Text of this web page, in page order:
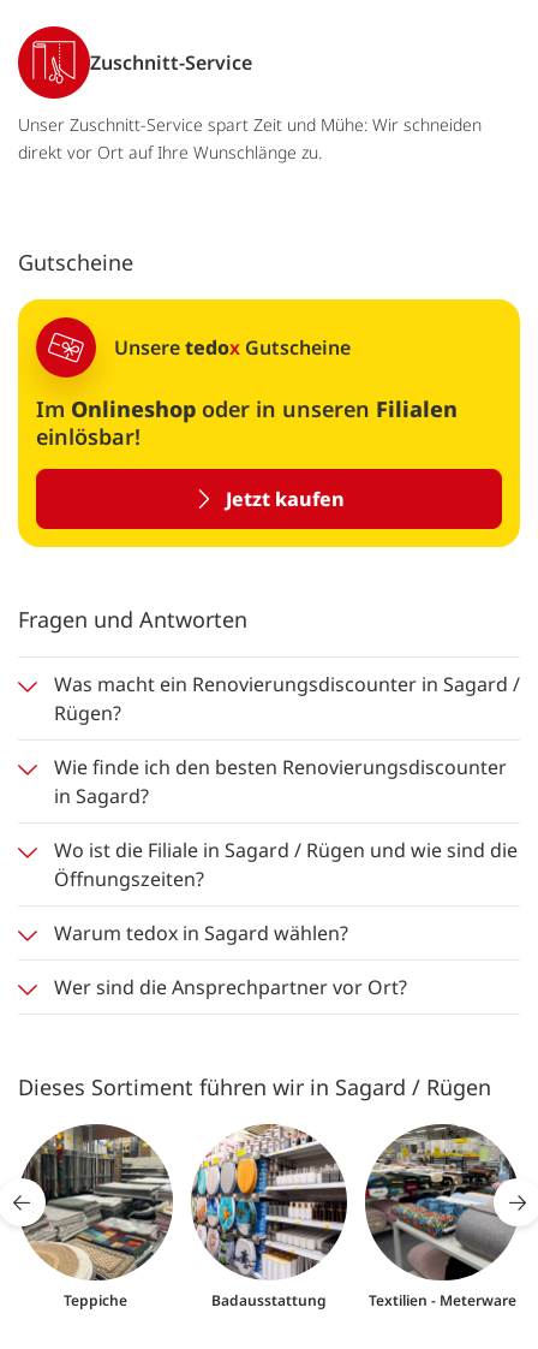
Zuschnitt-Service
Unser Zuschnitt-Service spart Zeit und Mühe: Wir schneiden
direkt vor Ort auf Ihre Wunschlänge zu.
Gutscheine
Unseretedox Gutscheine
Im Onlineshop oder in unseren Filialen
einlösbar!
Jetzt kaufen
Fragen und Antworten
Was macht ein Renovierungsdiscounter in Sagard /
Rügen?
Wie finde ich den besten Renovierungsdiscounter
in Sagard?
Wo ist die Filiale in Sagard / Rügen und wie sind die
Öffnungszeiten?
Warum tedox in Sagard wählen?
Wer sind die Ansprechpartner vor Ort?
Dieses Sortiment führen wir in Sagard / Rügen
Teppiche Badausstattung Textilien - Meterware